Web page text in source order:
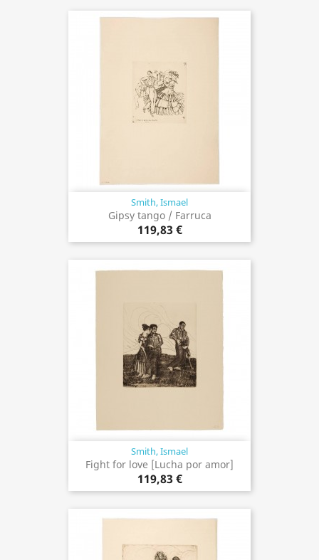
Smith, Ismael
Gipsy tango / Farruca
119,83 €
Smith, Ismael
Fight for love [Lucha por amor]
119,83 €